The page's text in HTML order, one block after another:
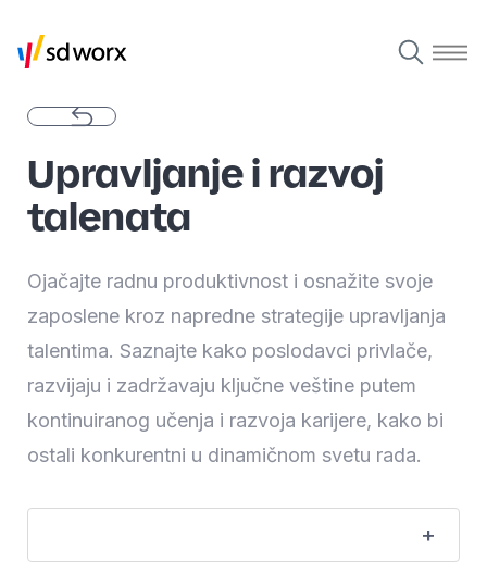
Upravljanje i razvoj
talenata
Ojačajte radnu produktivnost i osnažite svoje
zaposlene kroz napredne strategije upravljanja
talentima. Saznajte kako poslodavci privlače,
razvijaju i zadržavaju ključne veštine putem
kontinuiranog učenja i razvoja karijere, kako bi
ostali konkurentni u dinamičnom svetu rada.